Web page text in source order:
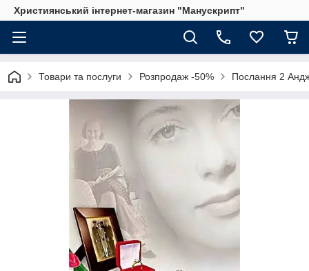
Християнський інтернет-магазин "Манускрипт"
Товари та послуги Розпродаж -50% Послання 2